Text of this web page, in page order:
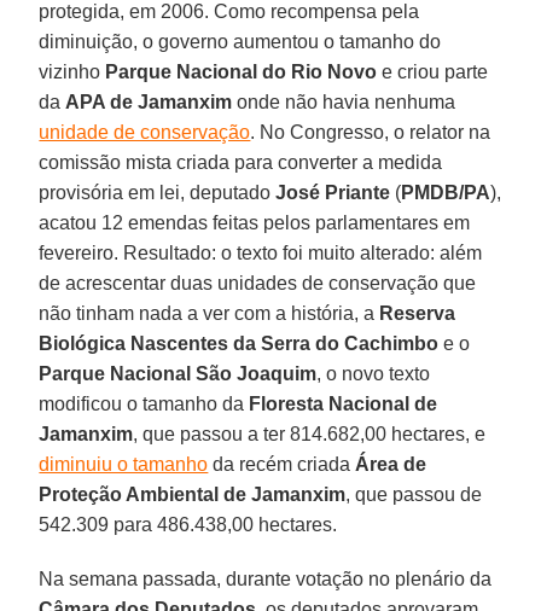
protegida, em 2006. Como recompensa pela
diminuição, o governo aumentou o tamanho do
vizinho Parque Nacional do Rio Novo e criou parte
da APA de Jamanxim onde não havia nenhuma
unidade de conservação. No Congresso, o relator na
comissão mista criada para converter a medida
provisória em lei, deputadoJosé Priante (PMDB/PA),
acatou 12 emendas feitas pelos parlamentares em
fevereiro. Resultado: o texto foi muito alterado: além
de acrescentar duas unidades de conservação que
não tinham nada a ver com a história, a Reserva
Biológica Nascentes da Serra do Cachimbo e o
Parque Nacional São Joaquim, o novo texto
modificou o tamanho da Floresta Nacional de
Jamanxim, que passou a ter 814.682,00 hectares, e
diminuiu o tamanho da recém criada Área de
Proteção Ambiental de Jamanxim, que passou de
542.309 para 486.438,00 hectares.
Na semana passada, durante votação no plenário da